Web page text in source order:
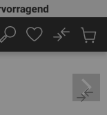
Suche
No